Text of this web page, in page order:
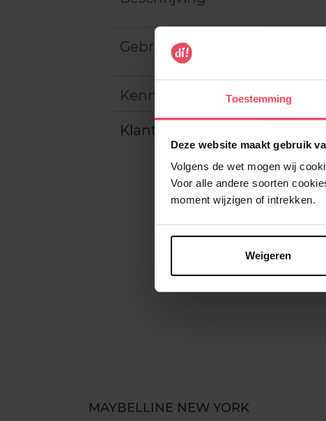
Toestemming
Deze website maakt gebruik
Volgens de wet mogen wij
Voor alle andere soorten
moment wijzigen of intrekken.
Weigeren
Gebruiksadvies
Kenmerken
Klantereview
MAYBELLINE NEW YORK